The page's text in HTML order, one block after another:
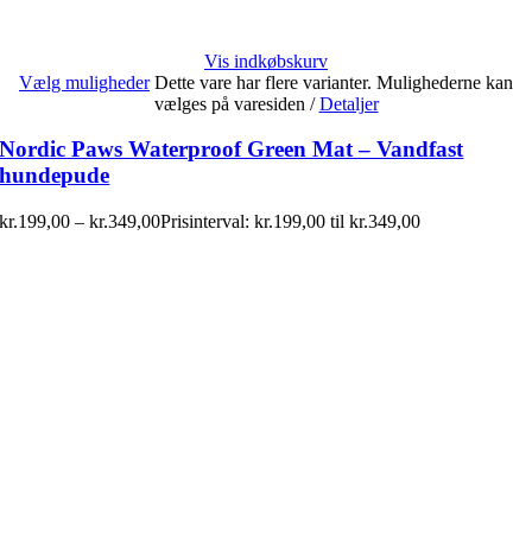
Vis indkøbskurv
Vælg muligheder Dette vare har flere varianter. Mulighederne kan
vælges på varesiden / Detaljer
Nordic Paws Waterproof Green Mat – Vandfast
hundepude
kr.199,00 – kr.349,00Prisinterval: kr.199,00 til kr.349,00